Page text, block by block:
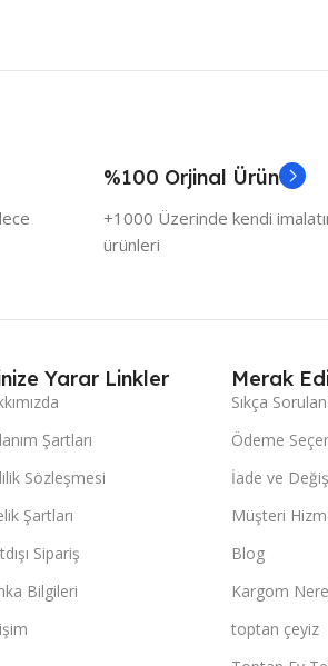
%100 Orjinal Ürün
+1000 Üzerinde kendi
ürünleri
Yarar Linkler
Şartları
Sözleşmesi
Şartları
Sipariş
Bilgileri
Merak
Sıkça
Ödeme
İade ve
Müşteri
Blog
Kargom
toptan çeyiz